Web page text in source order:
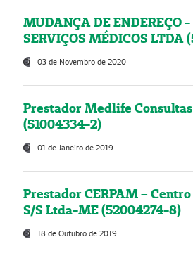
MUDANÇA DE ENDEREÇO
SERVIÇOS MÉDICOS LTDA
03 de Novembro de 2020
Prestador Medlife
(51004334-2)
01 de Janeiro de 2019
Prestador CERPAM –
S/S Ltda-ME (52004274-8)
18 de Outubro de 2019